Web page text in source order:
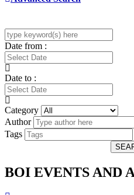
Date from :
Date to :
Category
Author
Tags
BOI EVENTS AND